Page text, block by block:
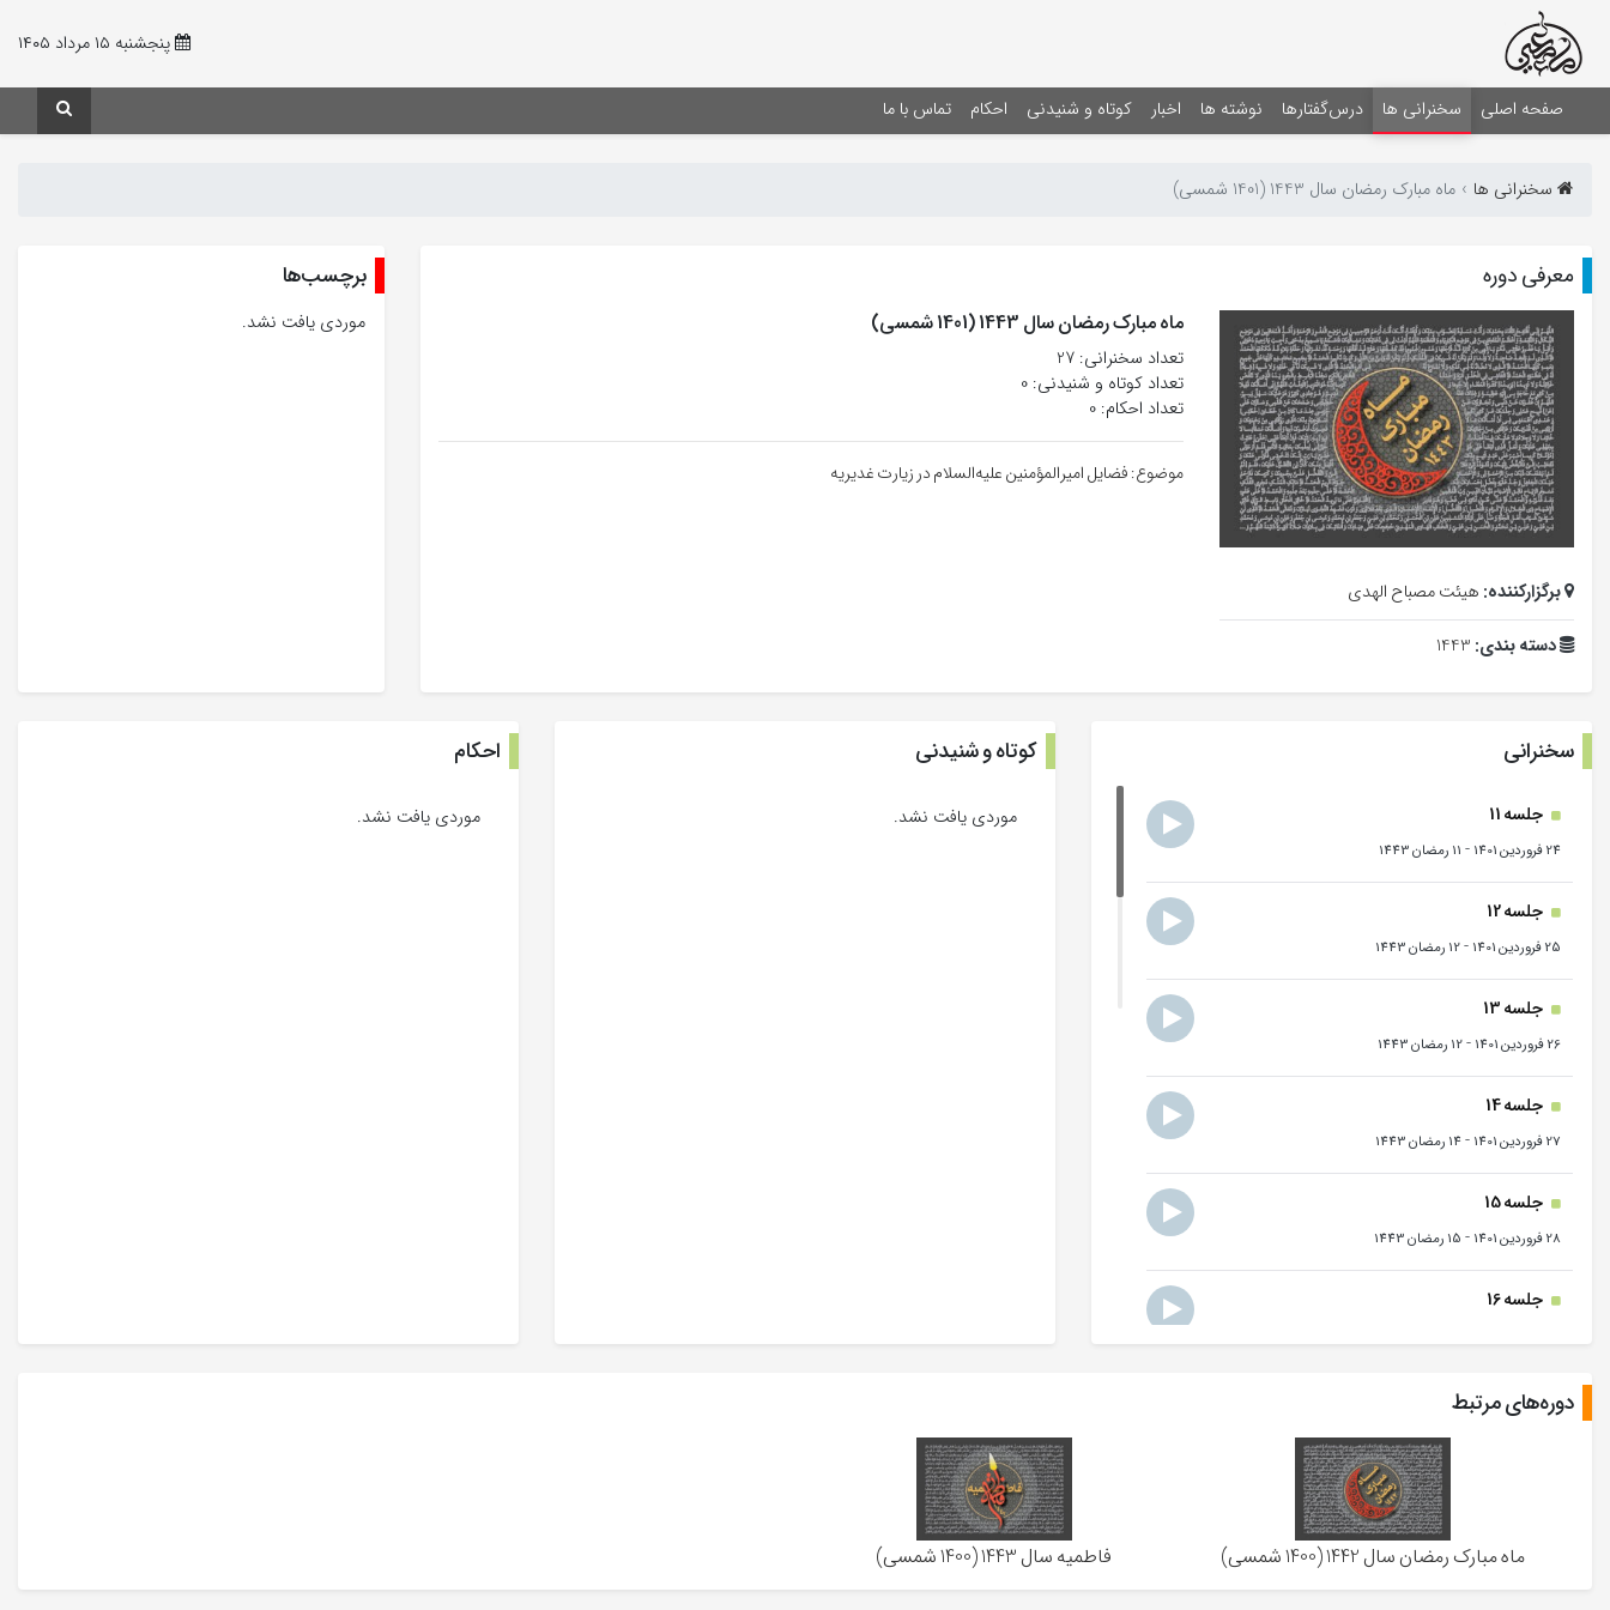
پنجشنبه ۱۵ مرداد ۱۴۰۵
صفحه اصلی سخنرانی ها درس‌گفتارها نوشته ها اخبار کوتاه و شنیدنی احکام تماس با ما
سخنرانی ها ماه مبارک رمضان سال 1443 (1401 شمسی)
معرفی دوره
برگزارکننده: هیئت مصباح الهدی
دسته بندی: 1443
ماه مبارک رمضان سال 1443 (1401 شمسی)
تعداد سخنرانی‌: 27
تعداد کوتاه و شنیدنی: 0
تعداد احکام: 0
موضوع: فضايل اميرالمؤمنين عليه‌السلام در زيارت غديريه
برچسب‌ها
موردی یافت نشد.
سخنرانی
جلسه 11
24 فروردین 1401 - 11 رمضان 1443
جلسه 12
25 فروردین 1401 -12 رمضان 1443
جلسه 13
26 فروردین 1401 -12 رمضان 1443
جلسه 14
27 فروردین 1401 - 14 رمضان 1443
جلسه 15
28 فروردین 1401 - 15 رمضان 1443
جلسه 16
جلسه 17
جلسه 19
کوتاه و شنیدنی
موردی یافت نشد.
احکام
موردی یافت نشد.
دوره‌های مرتبط
ماه مبارک رمضان سال 1442 (1400 شمسی) فاطمیه سال 1443 (1400 شمسی)